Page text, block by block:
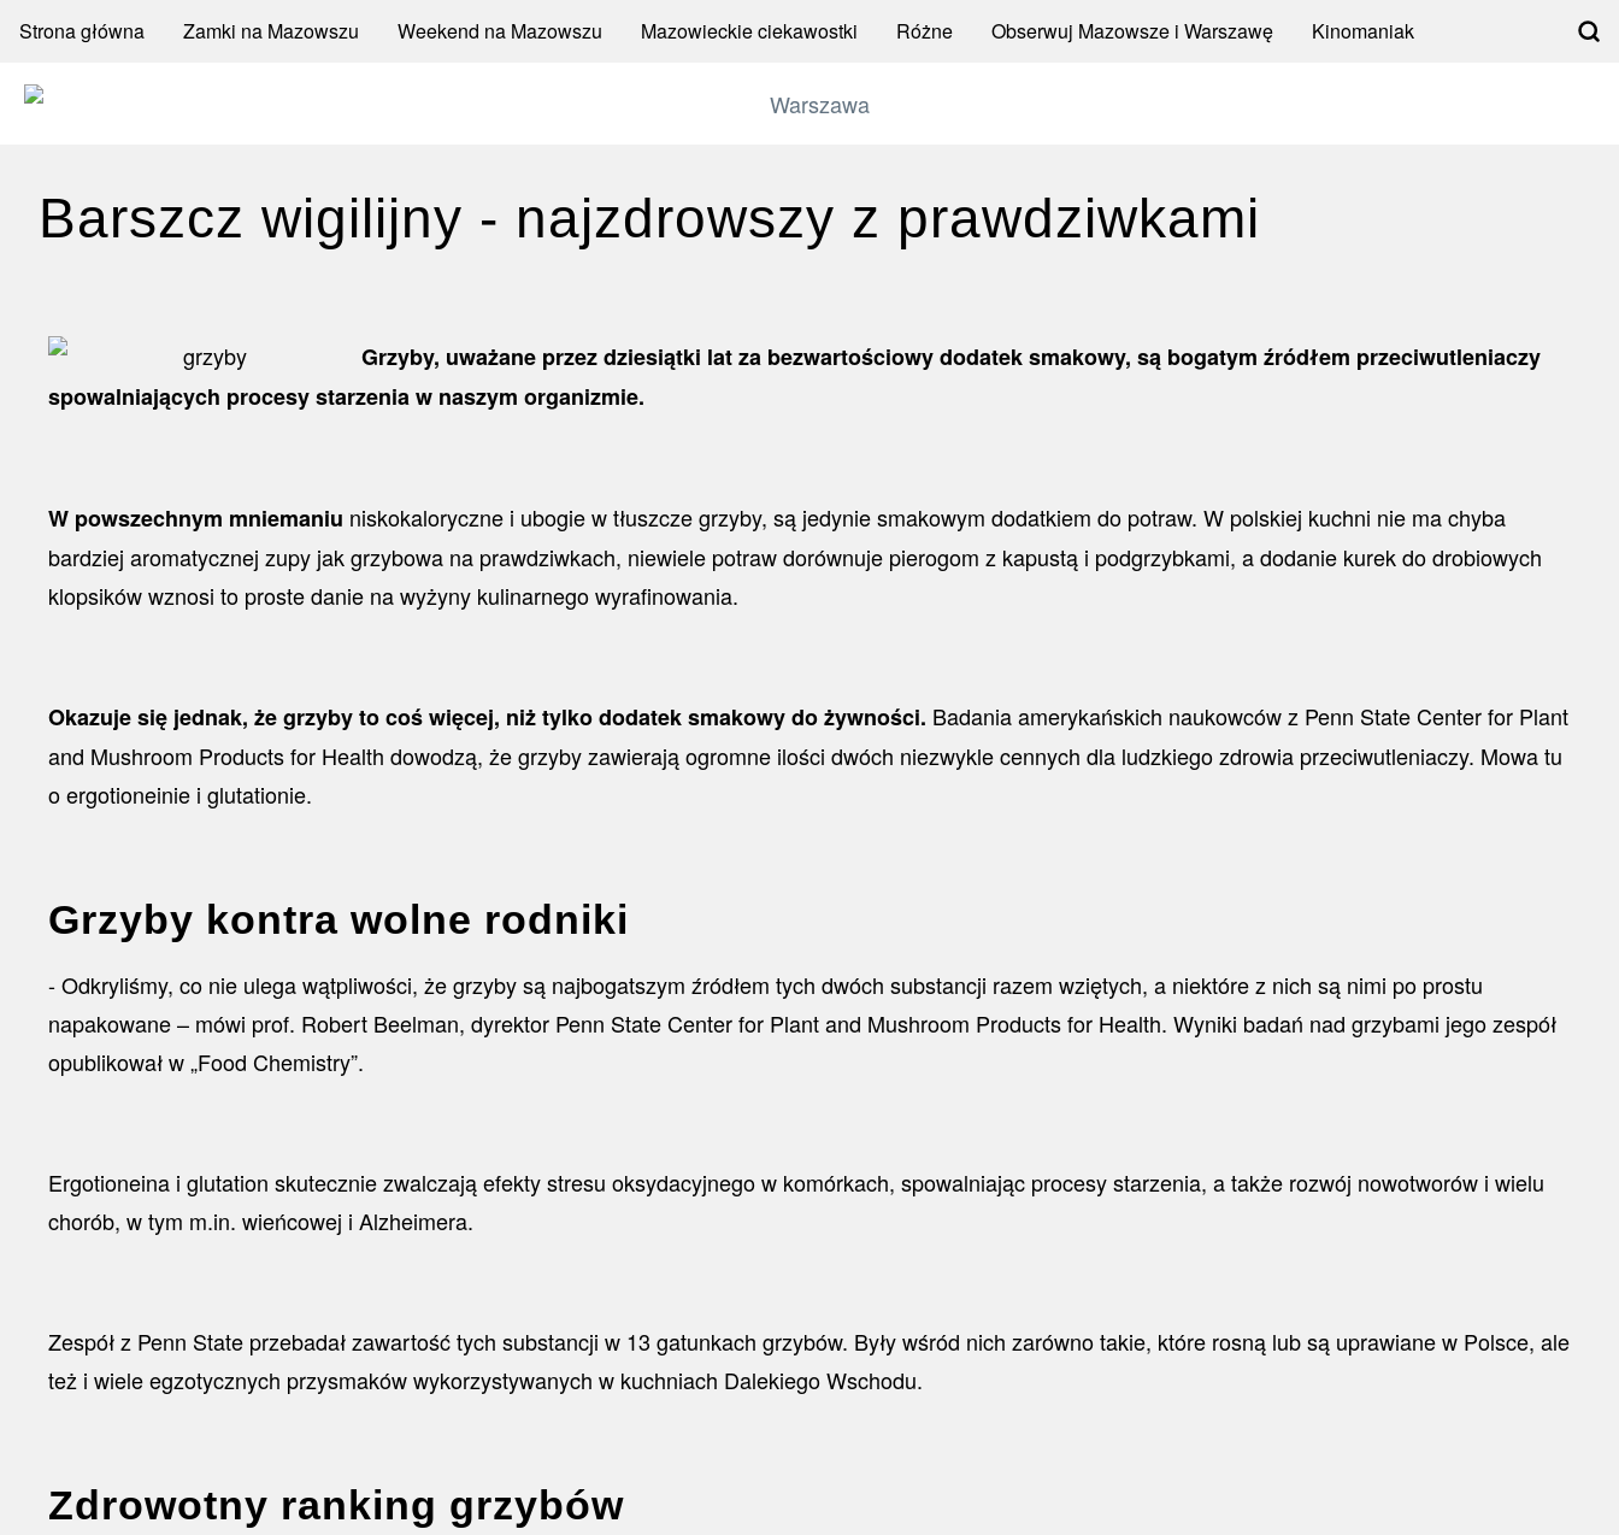
Przejdź
treści
Menu
główne
Strona główna Zamki na Mazowszu Weekend na Mazowszu Mazowieckie ciekawostki Różne Obserwuj Mazowsze i Warszawę Kinomaniak
Barszcz wigilijny - najzdrowszy z prawdziwkami
Grzyby, uważane przez dziesiątki lat za bezwartościowy dodatek smakowy, są bogatym źródłem przeciwutleniaczy
spowalniających procesy starzenia w naszym organizmie.
W powszechnym mniemaniu niskokaloryczne i ubogie w tłuszcze grzyby, są jedynie smakowym dodatkiem do potraw. W polskiej kuchni nie ma chyba
bardziej aromatycznej zupy jak grzybowa na prawdziwkach, niewiele potraw dorównuje pierogom z kapustą i podgrzybkami, a dodanie kurek do drobiowych
klopsików wznosi to proste danie na wyżyny kulinarnego wyrafinowania.
Okazuje się jednak, że grzyby to coś więcej, niż tylko dodatek smakowy do żywności. Badania amerykańskich naukowców z Penn State Center for Plant
and Mushroom Products for Health dowodzą, że grzyby zawierają ogromne ilości dwóch niezwykle cennych dla ludzkiego zdrowia przeciwutleniaczy. Mowa tu
o ergotioneinie i glutationie.
Grzyby kontra wolne rodniki
- Odkryliśmy, co nie ulega wątpliwości, że grzyby są najbogatszym źródłem tych dwóch substancji razem wziętych, a niektóre z nich są nimi po prostu
napakowane – mówi prof. Robert Beelman, dyrektor Penn State Center for Plant and Mushroom Products for Health. Wyniki badań nad grzybami jego zespół
opublikował w „Food Chemistry”.
Ergotioneina i glutation skutecznie zwalczają efekty stresu oksydacyjnego w komórkach, spowalniając procesy starzenia, a także rozwój nowotworów i wielu
chorób, w tym m.in. wieńcowej i Alzheimera.
Zespół z Penn State przebadał zawartość tych substancji w 13 gatunkach grzybów. Były wśród nich zarówno takie, które rosną lub są uprawiane w Polsce, ale
też i wiele egzotycznych przysmaków wykorzystywanych w kuchniach Dalekiego Wschodu.
Zdrowotny ranking grzybów